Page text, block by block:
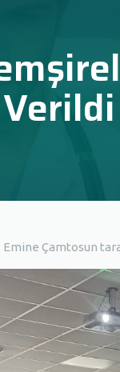
Çamtosun